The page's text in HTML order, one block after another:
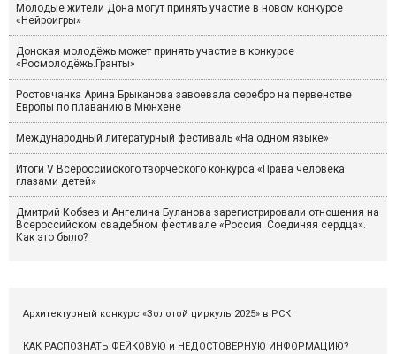
Молодые жители Дона могут принять участие в новом конкурсе
«Нейроигры»
Донская молодёжь может принять участие в конкурсе
«Росмолодёжь.Гранты»
Ростовчанка Арина Брыканова завоевала серебро на первенстве
Европы по плаванию в Мюнхене
Международный литературный фестиваль «На одном языке»
Итоги V Всероссийского творческого конкурса «Права человека
глазами детей»
Дмитрий Кобзев и Ангелина Буланова зарегистрировали отношения на
Всероссийском свадебном фестивале «Россия. Соединяя сердца».
Как это было?
Архитектурный конкурс «Золотой циркуль 2025» в РСК
КАК РАСПОЗНАТЬ ФЕЙКОВУЮ и НЕДОСТОВЕРНУЮ ИНФОРМАЦИЮ?